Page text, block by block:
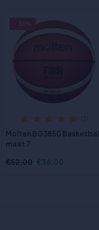
Molten BG3850 Basketbal
maat 7
€52,00 €36,00